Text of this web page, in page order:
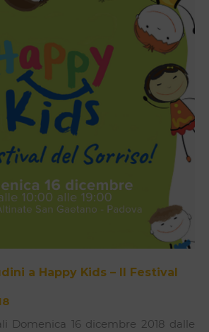
a Happy Kids – Il Festival
Domenica 16 dicembre 2018 dalle